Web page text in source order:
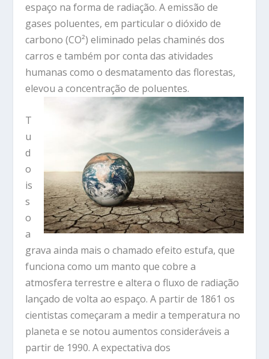
espaço na forma de radiação. A emissão de
gases poluentes, em particular o dióxido de
carbono (CO²) eliminado pelas chaminés dos
carros e também por conta das atividades
humanas como o desmatamento das florestas,
elevou a concentração de poluentes.
T
u
d
o
is
s
o
a
grava ainda mais o chamado efeito estufa, que
funciona como um manto que cobre a
atmosfera terrestre e altera o fluxo de radiação
lançado de volta ao espaço. A partir de 1861 os
cientistas começaram a medir a temperatura no
planeta e se notou aumentos consideráveis a
partir de 1990. A expectativa dos